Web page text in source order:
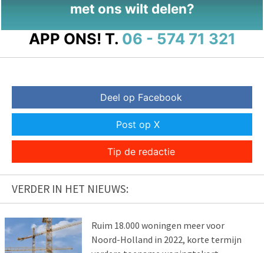
met ons wilt delen?
APP ONS! T. 06 - 574 71 321
Deel op Facebook
Post op X
Tip de redactie
VERDER IN HET NIEUWS:
Ruim 18.000 woningen meer voor
Noord-Holland in 2022, korte termijn